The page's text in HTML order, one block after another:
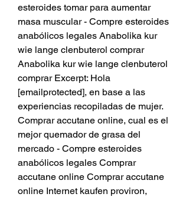
esteroides tomar para aumentar
masa muscular - Compre esteroides
anabólicos legales Anabolika kur
wie lange clenbuterol comprar
Anabolika kur wie lange clenbuterol
comprar Excerpt: Hola
[emailprotected], en base a las
experiencias recopiladas de mujer.
Comprar accutane online, cual es el
mejor quemador de grasa del
mercado - Compre esteroides
anabólicos legales Comprar
accutane online Comprar accutane
online Internet kaufen proviron,